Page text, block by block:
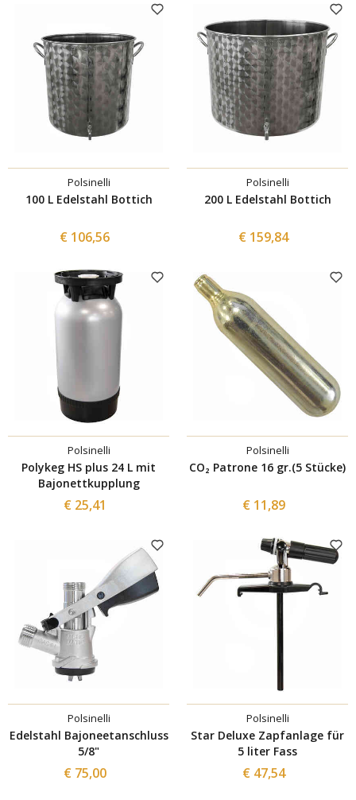
Polsinelli
100 L Edelstahl Bottich
€ 106,56
Polsinelli
200 L Edelstahl Bottich
€ 159,84
Polsinelli
Polykeg HS plus 24 L mit
Bajonettkupplung
€ 25,41
Polsinelli
CO₂ Patrone 16 gr.(5 Stücke)
€ 11,89
Polsinelli
Edelstahl Bajoneetanschluss
5/8"
€ 75,00
Polsinelli
Star Deluxe Zapfanlage für
5 liter Fass
€ 47,54